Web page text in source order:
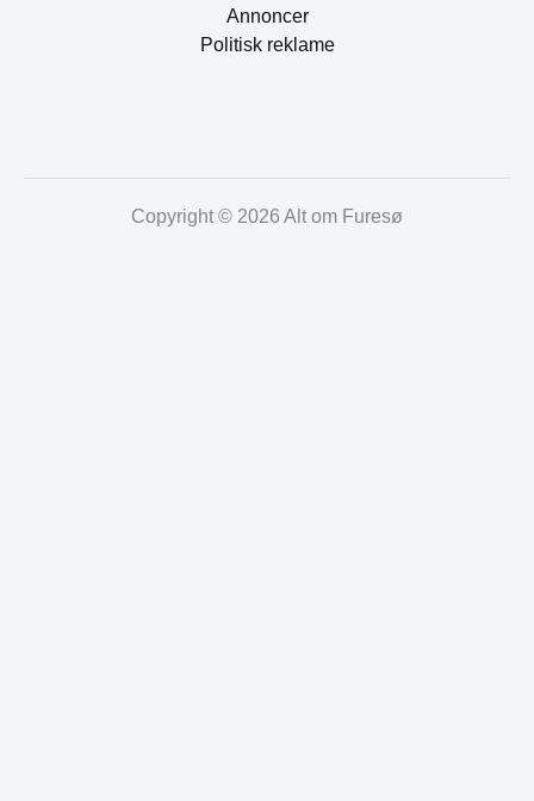
Annoncer
Politisk reklame
Copyright © 2026 Alt om Furesø